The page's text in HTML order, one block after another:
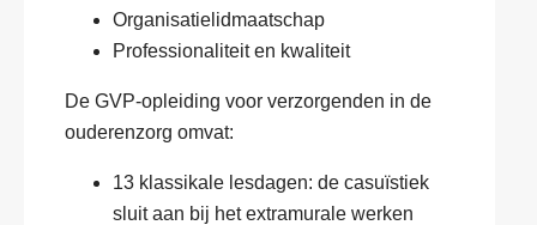
Organisatielidmaatschap
Professionaliteit en kwaliteit
De GVP-opleiding voor verzorgenden in de
ouderenzorg omvat:
13 klassikale lesdagen: de casuïstiek
sluit aan bij het extramurale werken